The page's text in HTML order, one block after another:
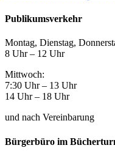
Publikumsverkehr
Montag, Dienstag,
8 Uhr – 12 Uhr
Mittwoch:
7:30 Uhr – 13 Uhr
14 Uhr – 18 Uhr
und nach Vereinbarung
Bürgerbüro im